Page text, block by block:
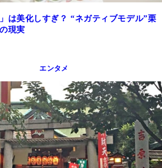
は美化しすぎ？ “ネガティブモデル”栗
現実
エンタメ